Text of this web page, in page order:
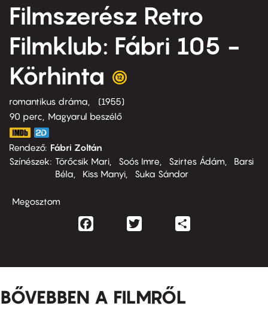
Filmszerész Retro
Filmklub: Fábri 105 -
Körhinta
romantikus dráma
1955
90 perc,
Magyarul beszélő
Rendező Fábri Zoltán
Színészek
Törőcsik Mari Soós Imre Szirtes Ádám
Barsi
Béla
Kiss Manyi Suka Sándor
Megosztom
Facebook
BŐVEBBEN A FILMRŐL